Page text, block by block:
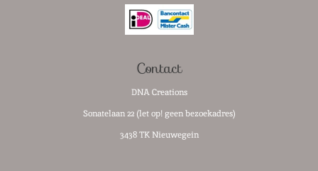
o
r
a
m
p
p
Contact
DNA Creations
Sonatelaan 22 (let op! geen bezoekadres)
3438 TK Nieuwegein